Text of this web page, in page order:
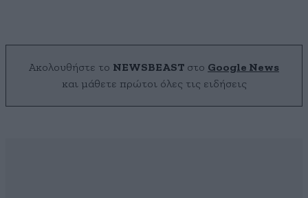
Ακολουθήστε το NEWSBEAST στο Google News
και μάθετε πρώτοι όλες τις ειδήσεις